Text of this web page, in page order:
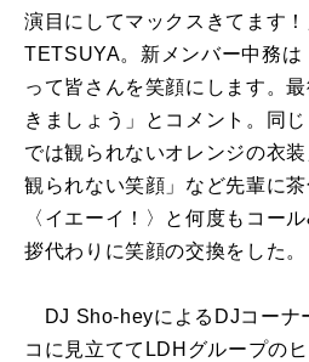
演目にしてマックスきてます
TETSUYA。新メンバー中務は
って皆さんを笑顔にします。
きましょう」とコメント。同
では観られないオレンジの衣
観られない笑顔」など先輩に
〈イエーイ！〉と何度もコー
拶代わりに笑顔の交換をした。
DJ Sho-heyによるDJコーナ
コに見立ててLDHグループの